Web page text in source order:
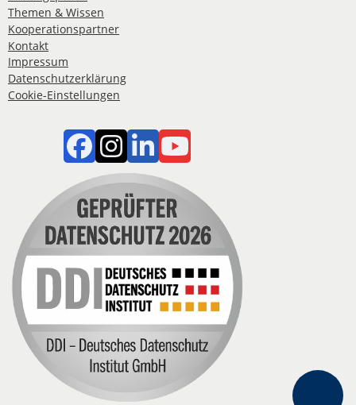
Themen & Wissen
Kooperationspartner
Kontakt
Impressum
Datenschutzerklärung
Cookie-Einstellungen